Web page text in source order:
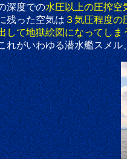
での水圧以上の圧搾空
空気は３気圧程度の
絵図になってしま
れがいわゆる潜水艦スメル